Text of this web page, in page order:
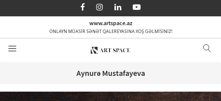
www.artspace.az
ONLAYN MÜASİR SƏNƏT QALEREYASINA XOŞ GƏLMİSİNİZ!
AZ EN RU
Kateqoriyalar
Aynurə Mustafayeva